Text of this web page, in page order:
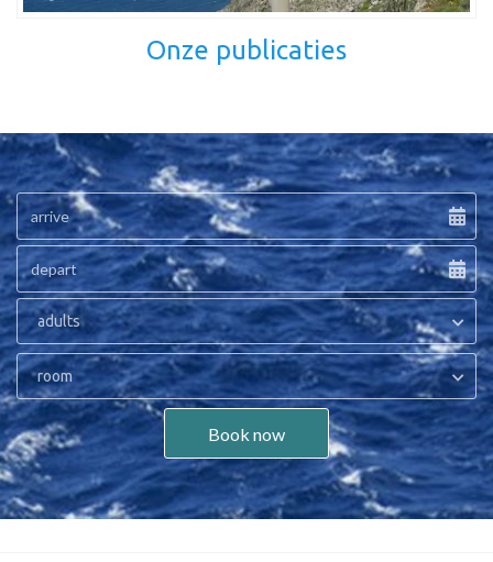
Onze publicaties
adults
room
Book now